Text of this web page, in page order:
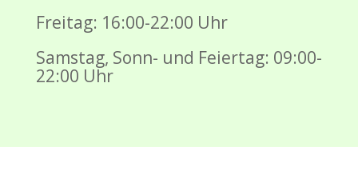
Freitag: 16:00-22:00 Uhr
Samstag, Sonn- und Feiertag: 09:00-
22:00 Uhr